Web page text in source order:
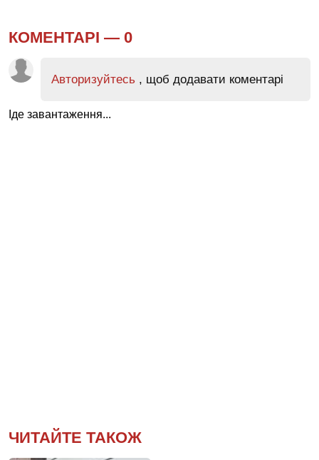
КОМЕНТАРІ — 0
Авторизуйтесь , щоб додавати коментарі
Іде завантаження...
ЧИТАЙТЕ ТАКОЖ